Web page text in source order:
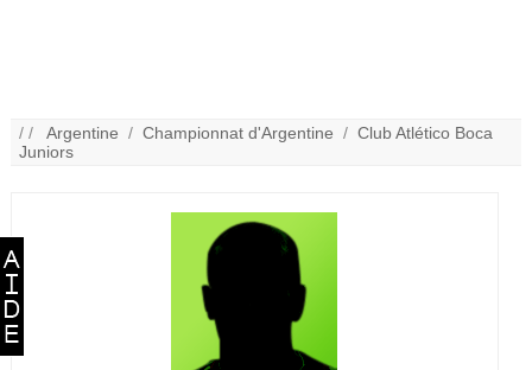
/ /Argentine /Championnat d'Argentine /Club Atlético Boca
Juniors